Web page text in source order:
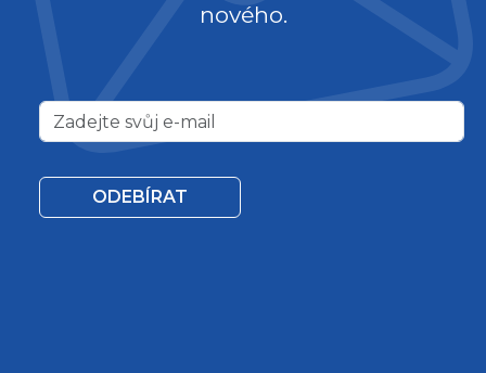
nového.
ODEBÍRAT